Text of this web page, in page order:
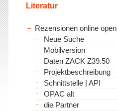
Literatur
Rezensionen online open
Neue Suche
Mobilversion
Daten ZACK Z39.50
Projektbeschreibung
Schnittstelle | API
OPAC alt
die Partner